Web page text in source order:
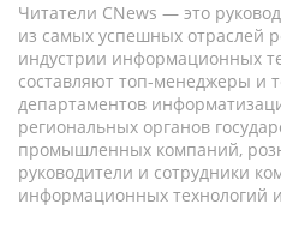
Читатели CNews — это
из самых успешных отраслей
индустрии информационных
составляют топ-менеджеры и
департаментов
региональных органов
промышленных компаний,
руководители и сотрудники
информационных технологий и